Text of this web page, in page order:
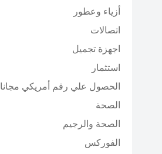
أزياء وعطور
اتصالات
اجهزة تجميل
استثمار
الحصول علي رقم أمريكي مجانا
الصحة
الصحة والرجيم
الفوركس